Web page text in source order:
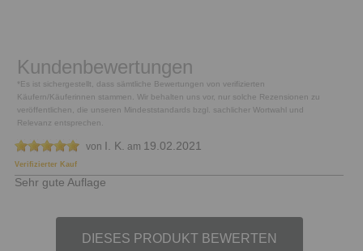
Kundenbewertungen
*Es ist sichergestellt, dass sämtliche Bewertungen von verifizierten
Käufern/Käuferinnen stammen. Wir behalten uns vor, nur solche Rezensionen zu
veröffentlichen, die unseren Mindeststandards bzgl. sachlicher Wortwahl und
Relevanz entsprechen.
Verifizierter Kauf
von I. K. am 19.02.2021
Sehr gute Auflage
DIESES PRODUKT BEWERTEN